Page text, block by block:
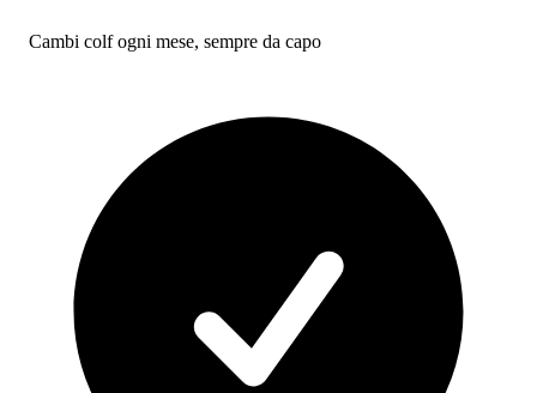
Cambi colf ogni mese, sempre da capo